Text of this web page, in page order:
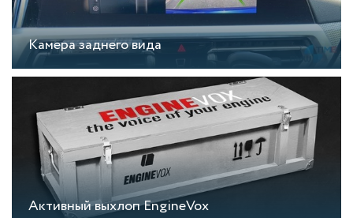
Камера заднего вида
Активный выхлоп EngineVox